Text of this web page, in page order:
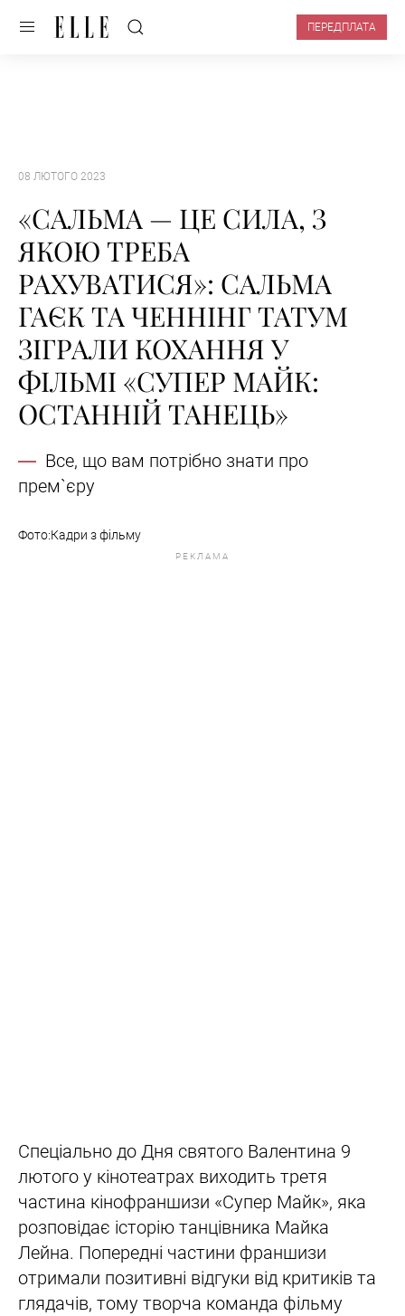
ПЕРЕДПЛАТА
08 ЛЮТОГО 2023
«САЛЬМА — ЦЕ СИЛА, З
ЯКОЮ ТРЕБА
РАХУВАТИСЯ»: САЛЬМА
ГАЄК ТА ЧЕННІНГ ТАТУМ
ЗІГРАЛИ КОХАННЯ У
ФІЛЬМІ «СУПЕР МАЙК:
ОСТАННІЙ ТАНЕЦЬ»
Все, що вам потрібно знати про
прем`єру
Фото:Кадри з фільму
РЕКЛАМА
Спеціально до Дня святого Валентина 9
лютого у кінотеатрах виходить третя
частина кінофраншизи «Супер Майк», яка
розповідає історію танцівника Майка
Лейна. Попередні частини франшизи
отримали позитивні відгуки від критиків та
глядачів, тому творча команда фільму